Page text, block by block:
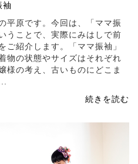
袖
平原です。今回は、「ママ振
うことで、実際にみはしで前
ご紹介します。「ママ振袖」
物の状態やサイズはそれぞれ
様の考え、古いものにどこま
続きを読む